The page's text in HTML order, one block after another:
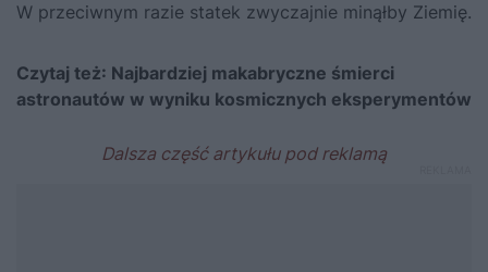
W przeciwnym razie statek zwyczajnie minąłby Ziemię.
Czytaj też: Najbardziej makabryczne śmierci
astronautów w wyniku kosmicznych eksperymentów